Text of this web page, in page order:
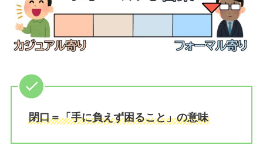
閉口＝「手に負えず困ること」の意味